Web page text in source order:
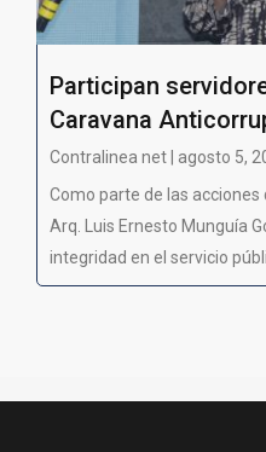
Participan
Caravana
Contralinea net | agosto 5,
Como parte de las acciones
Arq. Luis Ernesto Munguía
integridad en el servicio